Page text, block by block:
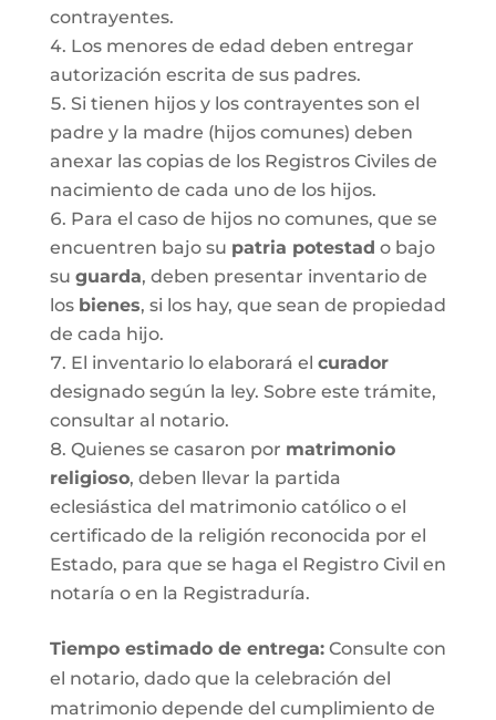
contrayentes.
Los menores de edad deben entregar
autorización escrita de sus padres.
Si tienen hijos y los contrayentes son el
padre y la madre (hijos comunes) deben
anexar las copias de los Registros Civiles de
nacimiento de cada uno de los hijos.
Para el caso de hijos no comunes, que se
encuentren bajo su patria potestad o bajo
su guarda, deben presentar inventario de
los bienes, si los hay, que sean de propiedad
de cada hijo.
El inventario lo elaborará el curador
designado según la ley. Sobre este trámite,
consultar al notario.
Quienes se casaron por matrimonio
religioso, deben llevar la partida
eclesiástica del matrimonio católico o el
certificado de la religión reconocida por el
Estado, para que se haga el Registro Civil en
notaría o en la Registraduría.
Tiempo estimado de entrega:Consulte con
el notario, dado que la celebración del
matrimonio depende del cumplimiento de